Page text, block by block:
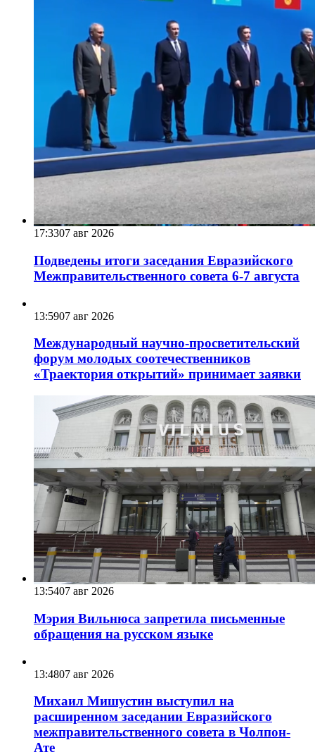
17:3307 авг 2026
Подведены итоги заседания Евразийского
Межправительственного совета 6-7 августа
13:5907 авг 2026
Международный научно-просветительский
форум молодых соотечественников
«Траектория открытий» принимает заявки
13:5407 авг 2026
Мэрия Вильнюса запретила письменные
обращения на русском языке
13:4807 авг 2026
Михаил Мишустин выступил на
расширенном заседании Евразийского
межправительственного совета в Чолпон-
Ате